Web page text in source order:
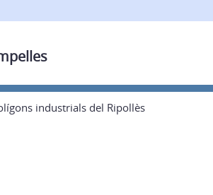
industrials del Ripollès